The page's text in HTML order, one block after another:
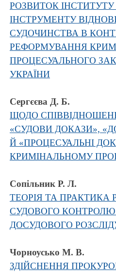
РОЗВИТОК ІНСТИТУТУ
ІНСТРУМЕНТУ
СУДОЧИНСТВА В
РЕФОРМУВАННЯ
ПРОЦЕСУАЛЬНОГО
УКРАЇНИ
Сергєєва Д. Б.
ЩОДО
«СУДОВИ ДОКАЗИ»,
Й «ПРОЦЕСУАЛЬНІ
КРИМІНАЛЬНОМУ
Сопільник Р. Л.
ТЕОРІЯ ТА
СУДОВОГО КОНТРОЛЮ
ДОСУДОВОГО
Чорноусько М. В.
ЗДІЙСНЕННЯ